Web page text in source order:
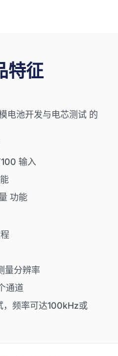
特征
电池开发与电芯测试 的
输入
功能
量分辨率
通道
，频率可达100kHz或